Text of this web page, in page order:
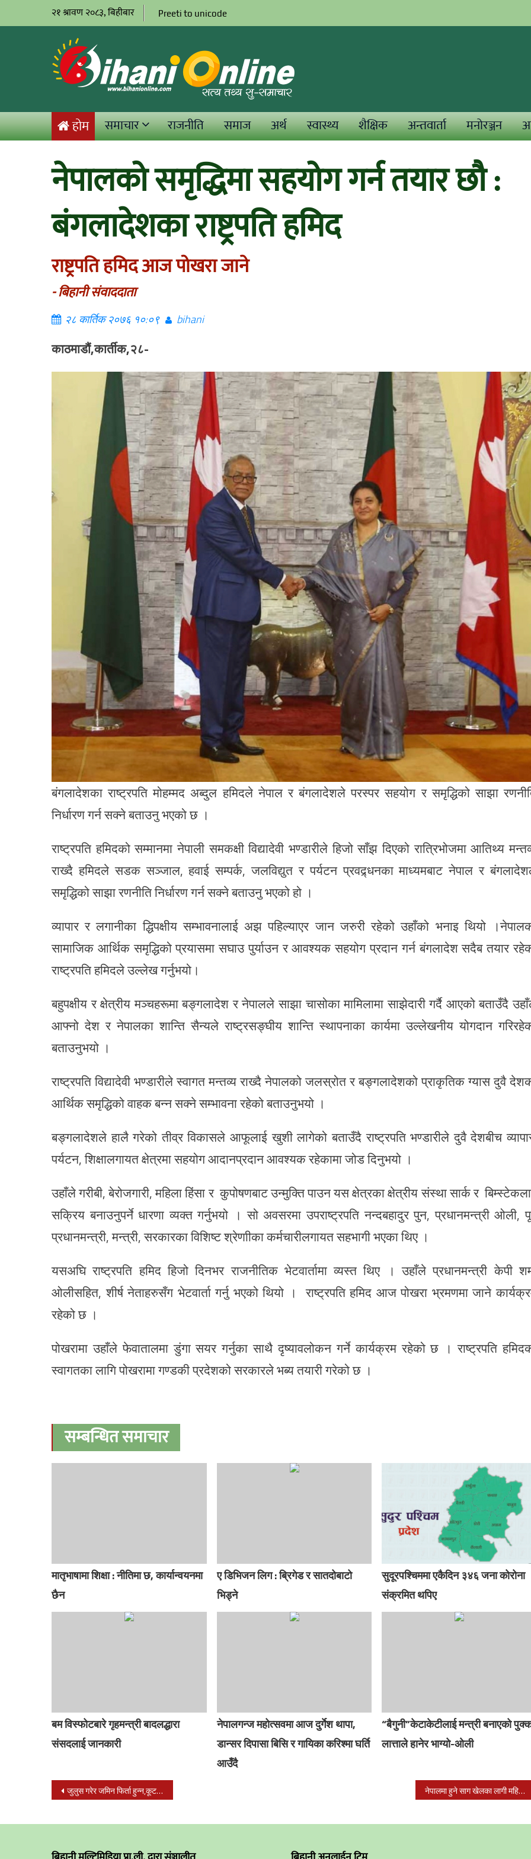
२१ श्रावण २०८३, बिहीबार Preeti to unicode
होम समाचार राजनीति समाज अर्थ स्वास्थ्य शैक्षिक अन्तवार्ता मनोरञ्जन
नेपालको समृद्धिमा सहयोग गर्न तयार छौ :
बंगलादेशका राष्ट्रपति हमिद
राष्ट्रपति हमिद आज पोखरा जाने
- बिहानी संवाददाता
२८ कार्तिक २०७६ १०:०९ bihani
काठमाडौं,कार्तीक,२८-
बंगलादेशका राष्ट्रपति मोहम्मद अब्दुल हमिदले नेपाल र बंगलादेशले परस्पर सहयोग र समृद्धिको साझा
निर्धारण गर्न सक्ने बताउनु भएको छ ।
राष्ट्रपति हमिदको सम्मानमा नेपाली समकक्षी विद्यादेवी भण्डारीले हिजो साँझ दिएको रात्रिभोजमा आतिथ्य
राख्दै हमिदले सडक सञ्जाल, हवाई सम्पर्क, जलविद्युत र पर्यटन प्रवद्र्धनका माध्यमबाट नेपाल र
समृद्धिको साझा रणनीति निर्धारण गर्न सक्ने बताउनु भएको हो ।
व्यापार र लगानीका द्धिपक्षीय सम्भावनालाई अझ पहिल्याएर जान जरुरी रहेको उहाँको भनाइ थियो
सामाजिक आर्थिक समृद्धिको प्रयासमा सघाउ पुर्याउन र आवश्यक सहयोग प्रदान गर्न बंगलादेश सदैब तयार
राष्ट्रपति हमिदले उल्लेख गर्नुभयो।
बहुपक्षीय र क्षेत्रीय मञ्चहरूमा बङ्गलादेश र नेपालले साझा चासोका मामिलामा साझेदारी गर्दै आएको बताउँदै
आफ्नो देश र नेपालका शान्ति सैन्यले राष्ट्रसङ्घीय शान्ति स्थापनाका कार्यमा उल्लेखनीय योगदान
बताउनुभयो ।
राष्ट्रपति विद्यादेवी भण्डारीले स्वागत मन्तव्य राख्दै नेपालको जलस्रोत र बङ्गलादेशको प्राकृतिक ग्यास दुवै
आर्थिक समृद्धिको वाहक बन्न सक्ने सम्भावना रहेको बताउनुभयो ।
बङ्गलादेशले हालै गरेको तीव्र विकासले आफूलाई खुशी लागेको बताउँदै राष्ट्रपति भण्डारीले दुवै देशबीच
पर्यटन, शिक्षालगायत क्षेत्रमा सहयोग आदानप्रदान आवश्यक रहेकामा जोड दिनुभयो ।
उहाँले गरीबी, बेरोजगारी, महिला हिंसा र कुपोषणबाट उन्मुक्ति पाउन यस क्षेत्रका क्षेत्रीय संस्था सार्क र
सक्रिय बनाउनुपर्ने धारणा व्यक्त गर्नुभयो । सो अवसरमा उपराष्ट्रपति नन्दबहादुर पुन, प्रधानमन्त्री ओली,
प्रधानमन्त्री, मन्त्री, सरकारका विशिष्ट श्रेणाीका कर्मचारीलगायत सहभागी भएका थिए ।
यसअघि राष्ट्रपति हमिद हिजो दिनभर राजनीतिक भेटवार्तामा व्यस्त थिए । उहाँले प्रधानमन्त्री केपी
ओलीसहित, शीर्ष नेताहरुसँग भेटवार्ता गर्नु भएको थियो । राष्ट्रपति हमिद आज पोखरा भ्रमणमा जाने
रहेको छ ।
पोखरामा उहाँले फेवातालमा डुंगा सयर गर्नुका साथै दृष्यावलोकन गर्ने कार्यक्रम रहेको छ । राष्ट्रपति
स्वागतका लागि पोखरामा गण्डकी प्रदेशको सरकारले भब्य तयारी गरेको छ ।
सम्बन्धित समाचार
मातृभाषामा शिक्षा : नीतिमा छ, कार्यान्वयनमा
छैन
ए डिभिजन लिग : ब्रिगेड र सातदोबाटो
भिड्ने
सुदूरपश्चिममा एकैदिन ३४६ जना कोरोना
संक्रमित थपिए
बम विस्फोटबारे गृहमन्त्री बादलद्धारा
संसदलाई जानकारी
नेपालगन्ज महोत्सवमा आज दुर्गेश थापा,
डान्सर दिपासा बिसि र गायिका करिश्मा घर्ति
आउँदै
“बैगुनी”केटाकेटीलाई मन्त्री बनाएको
लात्ताले हानेर भाग्यो-ओली
Post
जुलुस गरेर जमिन फिर्ता हुन्न,कूटनीतिक पहल गर्नुपर्छ : देउवा नेपालमा हुने साग खेलका लागी महिला फुटबल टिमको घोषणा